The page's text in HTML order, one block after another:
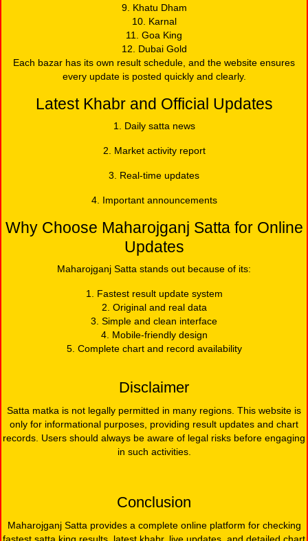
9. Khatu Dham
10. Karnal
11. Goa King
12. Dubai Gold
Each bazar has its own result schedule, and the website ensures
every update is posted quickly and clearly.
Latest Khabr and Official Updates
1. Daily satta news
2. Market activity report
3. Real-time updates
4. Important announcements
Why Choose Maharojganj Satta for Online
Updates
Maharojganj Satta stands out because of its:
1. Fastest result update system
2. Original and real data
3. Simple and clean interface
4. Mobile-friendly design
5. Complete chart and record availability
Disclaimer
Satta matka is not legally permitted in many regions. This website is
only for informational purposes, providing result updates and chart
records. Users should always be aware of legal risks before engaging
in such activities.
Conclusion
Maharojganj Satta provides a complete online platform for checking
fastest satta king results, latest khabr, live updates, and detailed chart